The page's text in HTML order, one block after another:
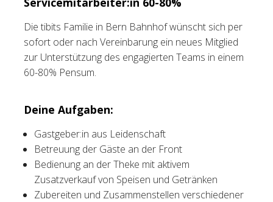
Tischreservation
Login
Schweiz (DE)
Die tibits Familie in Bern Bahnhof wünscht sich per
sofort oder nach Vereinbarung ein neues Mitglied
zur Unterstützung des engagierten Teams in einem
60-80% Pensum.
Deine Aufgaben:
Gastgeber:in aus Leidenschaft
Betreuung der Gäste an der Front
Bedienung an der Theke mit aktivem
Zusatzverkauf von Speisen und Getränken
Zubereiten und Zusammenstellen verschiedener